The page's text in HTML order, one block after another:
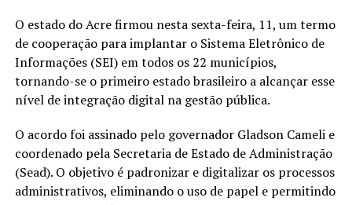
O estado do Acre firmou nesta sexta-feira, 11, um termo
de cooperação para implantar o Sistema Eletrônico de
Informações (SEI) em todos os 22 municípios,
tornando-se o primeiro estado brasileiro a alcançar esse
nível de integração digital na gestão pública.
O acordo foi assinado pelo governador Gladson Cameli e
coordenado pela Secretaria de Estado de Administração
(Sead). O objetivo é padronizar e digitalizar os processos
administrativos, eliminando o uso de papel e permitindo